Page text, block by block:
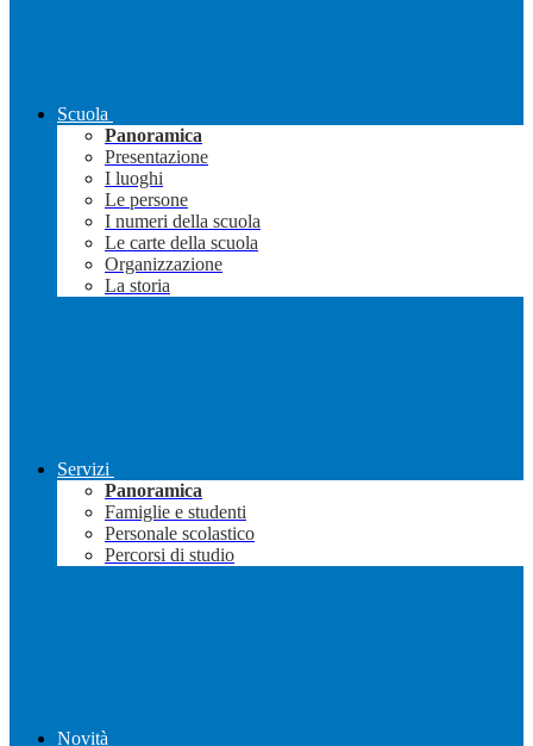
Scuola
Panoramica
Presentazione
I luoghi
Le persone
I numeri della scuola
Le carte della scuola
Organizzazione
La storia
Servizi
Panoramica
Famiglie e studenti
Personale scolastico
Percorsi di studio
Novità